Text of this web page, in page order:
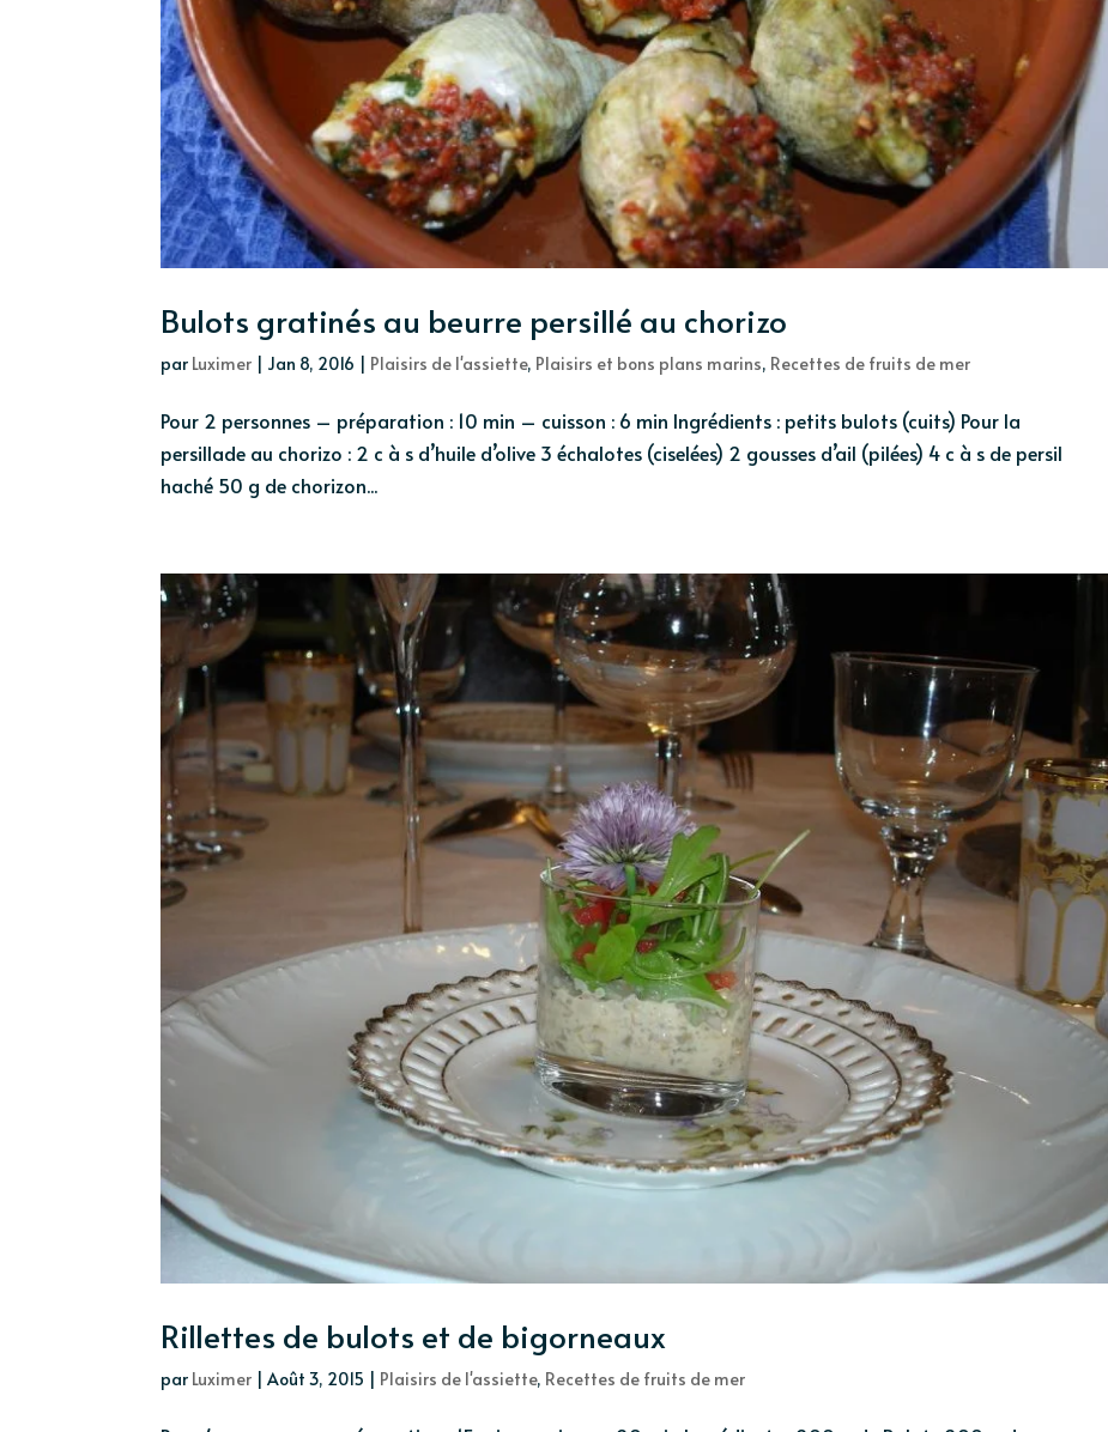
Bulots gratinés au beurre persillé au chorizo
par Luximer | Jan 8, 2016 | Plaisirs de l'assiette, Plaisirs et bons plans marins, Recettes de fruits de mer
Pour 2 personnes – préparation : 10 min – cuisson : 6 min Ingrédients : petits bulots (cuits) Pour la
persillade au chorizo : 2 c à s d’huile d’olive 3 échalotes (ciselées) 2 gousses d’ail (pilées) 4 c à s de persil
haché 50 g de chorizon...
Rillettes de bulots et de bigorneaux
par Luximer |Août 3, 2015 Plaisirs de l'assiette, Recettes de fruits de mer